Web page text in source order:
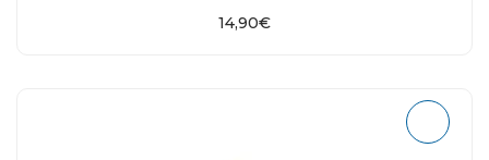
14,90€